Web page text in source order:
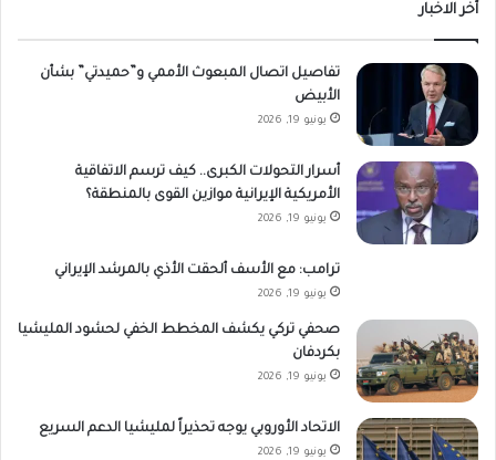
أخر الاخبار
تفاصيل اتصال المبعوث الأممي و”حميدتي” بشأن
الأبيض
يونيو 19, 2026
أسرار التحولات الكبرى.. كيف ترسم الاتفاقية
الأمريكية الإيرانية موازين القوى بالمنطقة؟
يونيو 19, 2026
ترامب: مع الأسف ألحقت الأذي بالمرشد الإيراني
يونيو 19, 2026
صحفي تركي يكشف المخطط الخفي لحشود المليشيا
بكردفان
يونيو 19, 2026
الاتحاد الأوروبي يوجه تحذيراً لمليشيا الدعم السريع
يونيو 19, 2026